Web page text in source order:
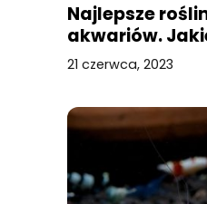
Najlepsze
akwariów.
21 czerwca, 2023